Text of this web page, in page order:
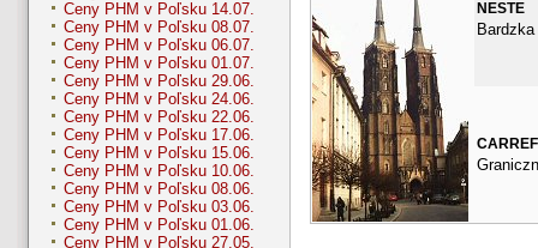
Ceny PHM v Poľsku 14.07.
Ceny PHM v Poľsku 08.07.
Ceny PHM v Poľsku 06.07.
Ceny PHM v Poľsku 01.07.
Ceny PHM v Poľsku 29.06.
Ceny PHM v Poľsku 24.06.
Ceny PHM v Poľsku 22.06.
Ceny PHM v Poľsku 17.06.
Ceny PHM v Poľsku 15.06.
Ceny PHM v Poľsku 10.06.
Ceny PHM v Poľsku 08.06.
Ceny PHM v Poľsku 03.06.
Ceny PHM v Poľsku 01.06.
Ceny PHM v Poľsku 27.05.
NESTE
Bardzka